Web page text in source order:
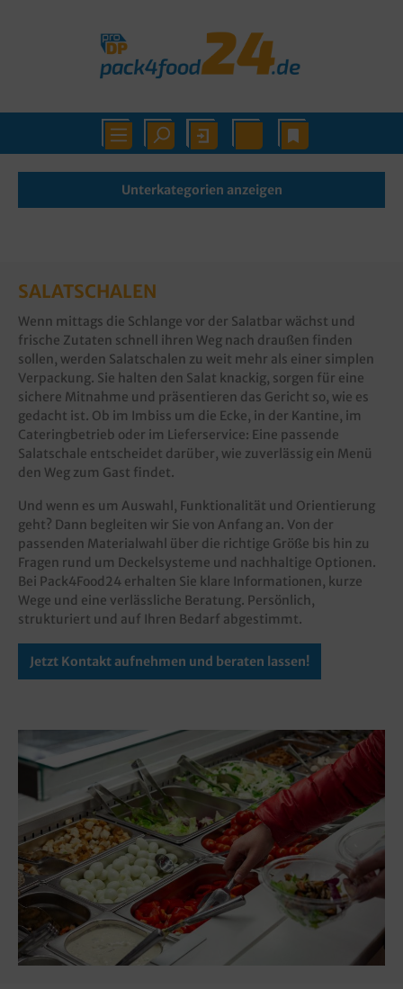
Unterkategorien anzeigen
SALATSCHALEN
Wenn mittags die Schlange vor der Salatbar wächst und
frische Zutaten schnell ihren Weg nach draußen finden
sollen, werden Salatschalen zu weit mehr als einer simplen
Verpackung. Sie halten den Salat knackig, sorgen für eine
sichere Mitnahme und präsentieren das Gericht so, wie es
gedacht ist. Ob im Imbiss um die Ecke, in der Kantine, im
Cateringbetrieb oder im Lieferservice: Eine passende
Salatschale entscheidet darüber, wie zuverlässig ein Menü
den Weg zum Gast findet.
Und wenn es um Auswahl, Funktionalität und Orientierung
geht? Dann begleiten wir Sie von Anfang an. Von der
passenden Materialwahl über die richtige Größe bis hin zu
Fragen rund um Deckelsysteme und nachhaltige Optionen.
Bei Pack4Food24 erhalten Sie klare Informationen, kurze
Wege und eine verlässliche Beratung. Persönlich,
strukturiert und auf Ihren Bedarf abgestimmt.
Jetzt Kontakt aufnehmen und beraten lassen!